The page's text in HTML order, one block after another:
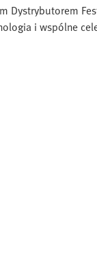
Dystrybutorem
i wspólne